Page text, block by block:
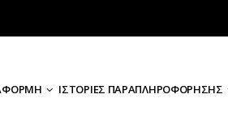
ΙΣΤΟΡΙΕΣ ΠΑΡΑΠΛΗΡΟΦΟΡΗΣΗΣ